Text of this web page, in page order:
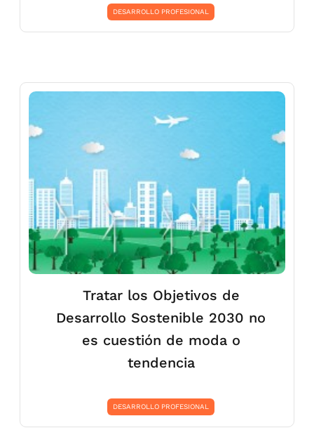
DESARROLLO PROFESIONAL
Tratar los Objetivos de
Desarrollo Sostenible 2030 no
es cuestión de moda o
tendencia
DESARROLLO PROFESIONAL